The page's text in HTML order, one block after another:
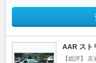
AAR スト
【総評】